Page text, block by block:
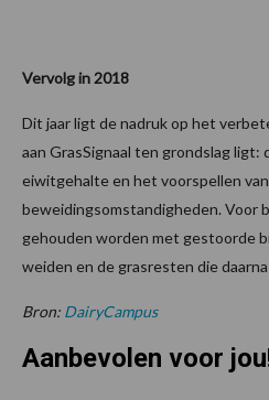
Vervolg in 2018
Dit jaar ligt de nadruk op het
aan GrasSignaal ten grondslag
eiwitgehalte en het voorspellen
beweidingsomstandigheden. Voor
gehouden worden met gestoorde
weiden en de grasresten die
Bron: DairyCampus
Aanbevolen voor